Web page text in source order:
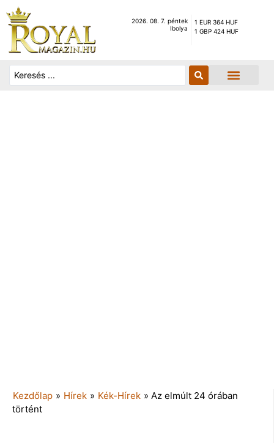
2026. 08. 7. péntek
Ibolya
1 EUR 364 HUF
1 GBP 424 HUF
Kezdőlap » Hírek » Kék-Hírek » Az elmúlt 24 órában
történt